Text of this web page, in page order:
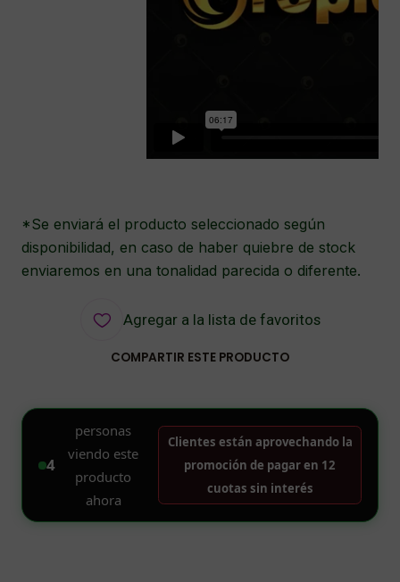
*Se enviará el producto seleccionado según
disponibilidad, en caso de haber quiebre de stock
enviaremos en una tonalidad parecida o diferente.
Agregar a la lista de favoritos
COMPARTIR ESTE PRODUCTO